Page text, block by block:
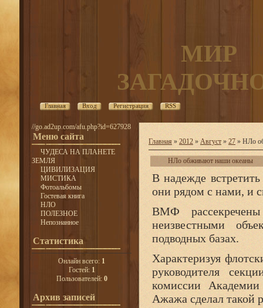
МИР
Главная Вход Регистрация RSS
//go.ad2up.com/afu.php?id=627928
Меню сайта
ЧУДЕСА НА ПЛАНЕТЕ
ЗЕМЛЯ
ЦИВИЛИЗАЦИЯ
МИСТИКА
Фотоальбомы
Гостевая книга
НЛО
ПОЛЕЗНОЕ
Непознанное
Статистика
Онлайн всего: 1
Гостей: 1
Пользователей: 0
Архив записей
Главная » 2012 » Август » 27 » НЛо
НЛо обживают наши океаны
В надежде
они рядом с нами, и
ВМФ
неизвестными
подводных базах.
Характеризуя
руководителя
комиссии
Ажажа сделал такой